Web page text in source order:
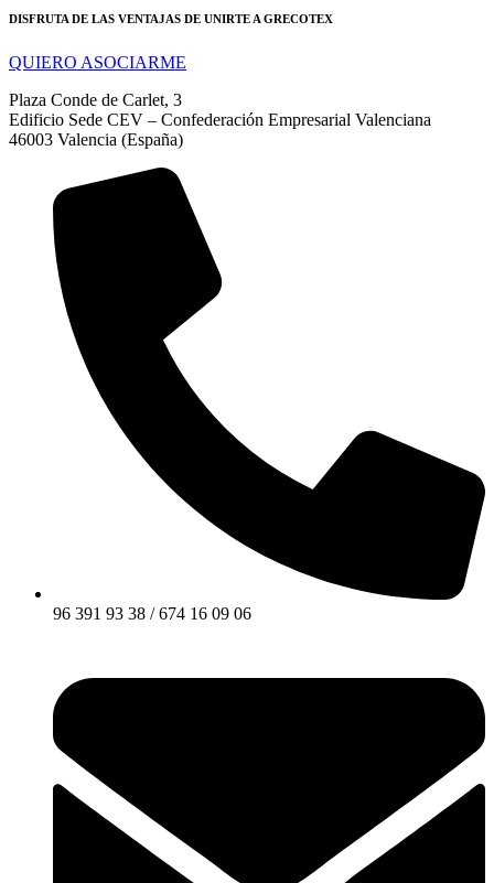
DISFRUTA DE LAS VENTAJAS DE UNIRTE A GRECOTEX
QUIERO ASOCIARME
Plaza Conde de Carlet, 3
Edificio Sede CEV – Confederación Empresarial Valenciana
46003 Valencia (España)
96 391 93 38 / 674 16 09 06